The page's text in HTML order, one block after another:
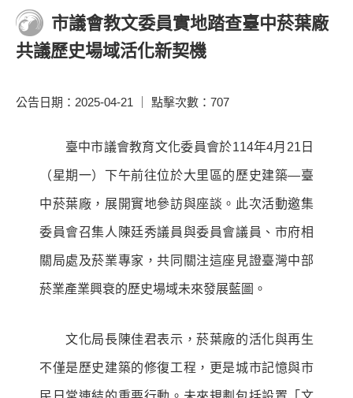
市議會教文委員實地踏查臺中菸葉廠
共議歷史場域活化新契機
公告日期：2025-04-21 ｜ 點擊次數：707
臺中市議會教育文化委員會於114年4月21日
（星期一）下午前往位於大里區的歷史建築—臺
中菸葉廠，展開實地參訪與座談。此次活動邀集
委員會召集人陳廷秀議員與委員會議員、市府相
關局處及菸業專家，共同關注這座見證臺灣中部
菸業產業興衰的歷史場域未來發展藍圖。
文化局長陳佳君表示，菸葉廠的活化與再生
不僅是歷史建築的修復工程，更是城市記憶與市